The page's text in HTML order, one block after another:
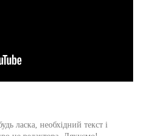
ласка, необхідний текст і